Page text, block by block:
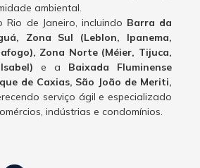
ambiental.
de Janeiro, incluindo Barra da
Zona Sul (Leblon, Ipanema,
Zona Norte (Méier, Tijuca,
e a Baixada Fluminense
de Caxias, São João de Meriti,
serviço ágil e especializado
indústrias e condomínios.